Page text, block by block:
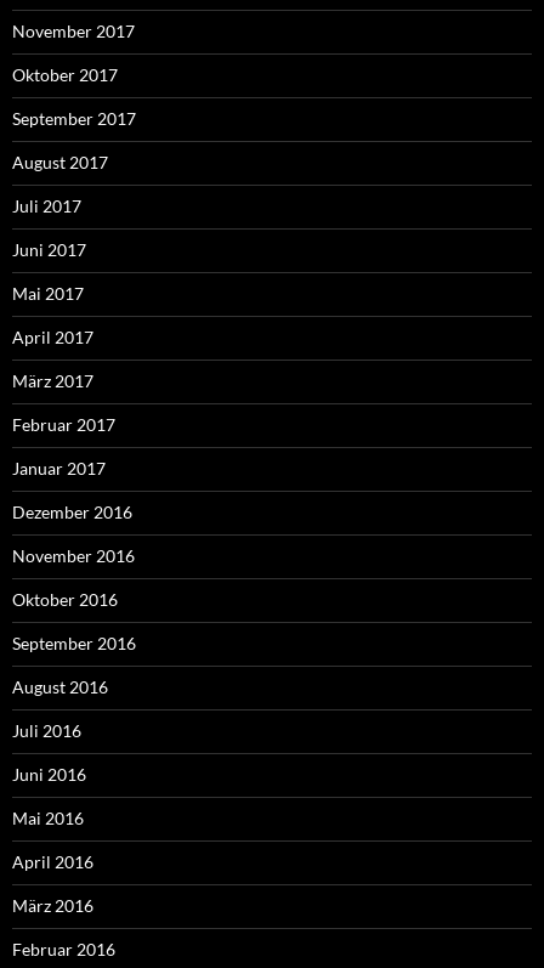
November 2017
Oktober 2017
September 2017
August 2017
Juli 2017
Juni 2017
Mai 2017
April 2017
März 2017
Februar 2017
Januar 2017
Dezember 2016
November 2016
Oktober 2016
September 2016
August 2016
Juli 2016
Juni 2016
Mai 2016
April 2016
März 2016
Februar 2016